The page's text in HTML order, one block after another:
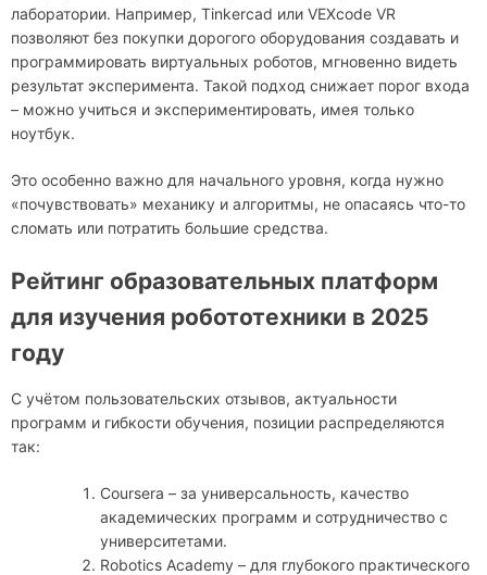
лаборатории. Например, Tinkercad или VEXcode VR
позволяют без покупки дорогого оборудования создавать и
программировать виртуальных роботов, мгновенно видеть
результат эксперимента. Такой подход снижает порог входа
– можно учиться и экспериментировать, имея только
ноутбук.
Это особенно важно для начального уровня, когда нужно
«почувствовать» механику и алгоритмы, не опасаясь что-то
сломать или потратить большие средства.
Рейтинг образовательных платформ
для изучения робототехники в 2025
году
С учётом пользовательских отзывов, актуальности
программ и гибкости обучения, позиции распределяются
так:
Coursera – за универсальность, качество
академических программ и сотрудничество с
университетами.
Robotics Academy – для глубокого практического